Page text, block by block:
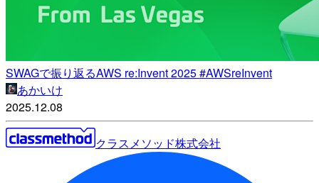
SWAGで振り返るAWS re:Invent 2025 #AWSreInvent
あかいけ
2025.12.08
クラスメソッド株式会社